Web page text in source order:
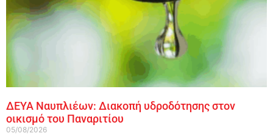
ΔΕΥΑ Ναυπλιέων: Διακοπή υδροδότησης στον
οικισμό του Παναριτίου
05/08/2026